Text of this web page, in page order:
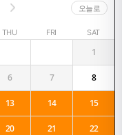
오늘로
THU FRI SAT
1
6 7 8
13 14 15
20 21 22